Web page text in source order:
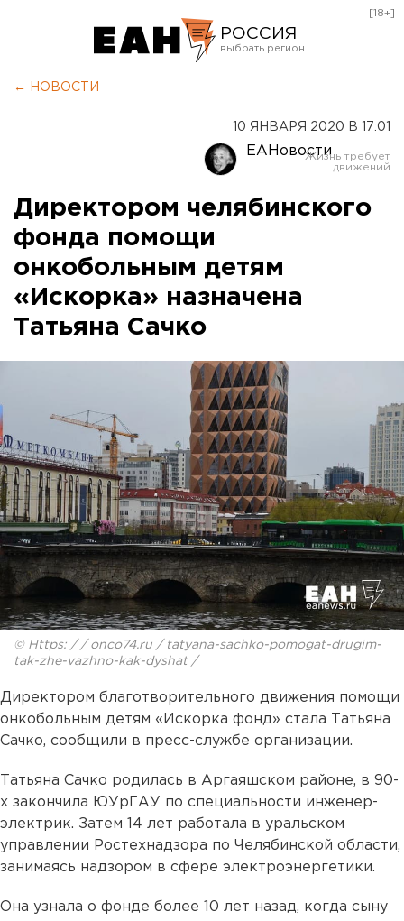
РОССИЯ
Оренбург
[18+]
← НОВОСТИ
10 ЯНВАРЯ 2020 В 17:01
ЕАНовости
Директором челябинского
фонда помощи
онкобольным детям
«Искорка» назначена
Татьяна Сачко
© Https: / / onco74.ru / tatyana-sachko-pomogat-drugim-
tak-zhe-vazhno-kak-dyshat /
Директором благотворительного движения помощи
онкобольным детям «Искорка фонд» стала Татьяна
Сачко, сообщили в пресс-службе организации.
Татьяна Сачко родилась в Аргаяшском районе, в 90-
х закончила ЮУрГАУ по специальности инженер-
электрик. Затем 14 лет работала в уральском
управлении Ростехнадзора по Челябинской области,
занимаясь надзором в сфере электроэнергетики.
Она узнала о фонде более 10 лет назад, когда сыну